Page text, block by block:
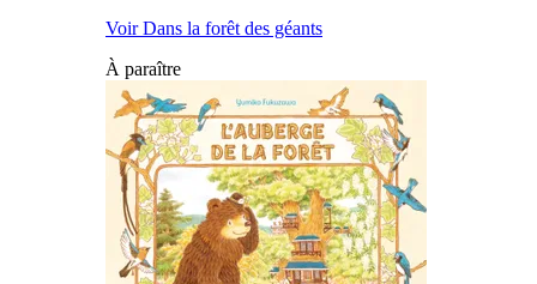
Voir Dans la forêt des géants
À paraître